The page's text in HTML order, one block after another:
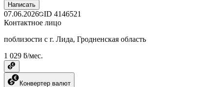
Написать
07.06.2026 ID 4146521
Контактное лицо
поблизости с г. Лида, Гродненская область
1 029 ƃ/мес.
Конвертер валют